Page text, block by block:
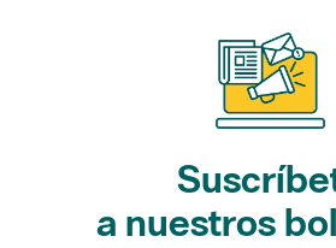
a nuestros